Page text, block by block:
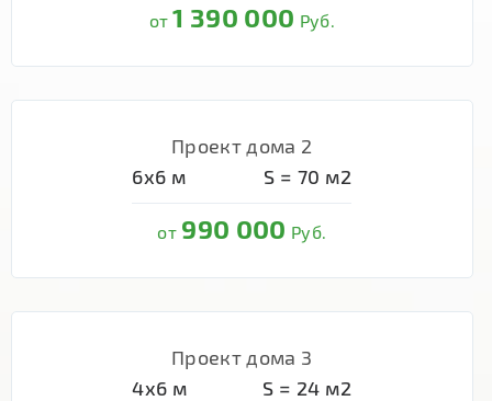
от1 390 000 Руб.
Проект дома 2
6х6 м S = 70 м2
от 990 000 Руб.
Проект дома 3
4х6 м S = 24 м2